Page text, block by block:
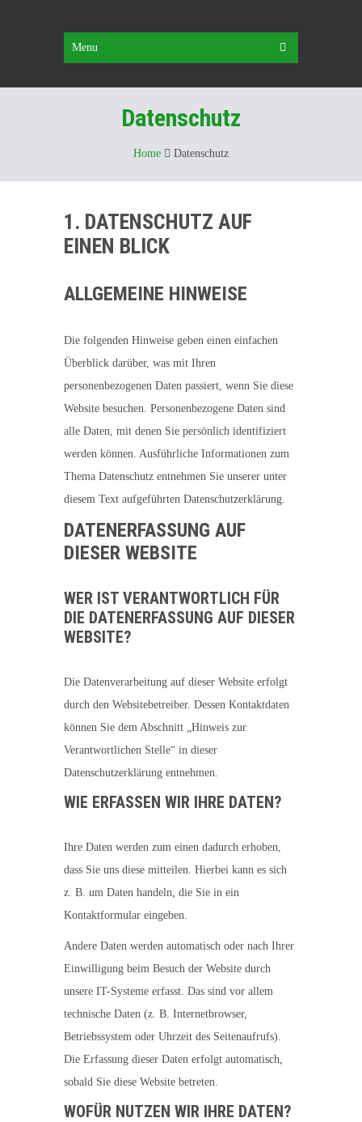
Menu
Datenschutz
Home Datenschutz
1. DATENSCHUTZ AUF
EINEN BLICK
ALLGEMEINE HINWEISE
Die folgenden Hinweise geben einen einfachen
Überblick darüber, was mit Ihren
personenbezogenen Daten passiert, wenn Sie diese
Website besuchen. Personenbezogene Daten sind
alle Daten, mit denen Sie persönlich identifiziert
werden können. Ausführliche Informationen zum
Thema Datenschutz entnehmen Sie unserer unter
diesem Text aufgeführten Datenschutzerklärung.
DATENERFASSUNG AUF
DIESER WEBSITE
WER IST VERANTWORTLICH FÜR
DIE DATENERFASSUNG AUF DIESER
WEBSITE?
Die Datenverarbeitung auf dieser Website erfolgt
durch den Websitebetreiber. Dessen Kontaktdaten
können Sie dem Abschnitt „Hinweis zur
Verantwortlichen Stelle“ in dieser
Datenschutzerklärung entnehmen.
WIE ERFASSEN WIR IHRE DATEN?
Ihre Daten werden zum einen dadurch erhoben,
dass Sie uns diese mitteilen. Hierbei kann es sich
z. B. um Daten handeln, die Sie in ein
Kontaktformular eingeben.
Andere Daten werden automatisch oder nach Ihrer
Einwilligung beim Besuch der Website durch
unsere IT-Systeme erfasst. Das sind vor allem
technische Daten (z. B. Internetbrowser,
Betriebssystem oder Uhrzeit des Seitenaufrufs).
Die Erfassung dieser Daten erfolgt automatisch,
sobald Sie diese Website betreten.
WOFÜR NUTZEN WIR IHRE DATEN?